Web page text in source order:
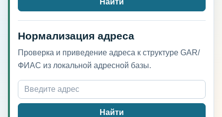
Нормализация адреса
Проверка и приведение адреса к структуре GAR/
ФИАС из локальной адресной базы.
Найти